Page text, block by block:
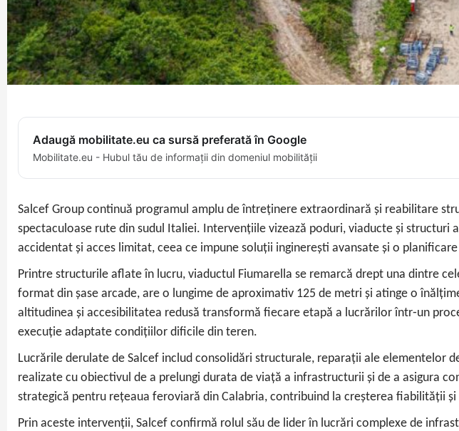
Adaugă mobilitate.eu ca sursă preferată în Google
Mobilitate.eu - Hubul tău de informații din domeniul mobilității
Salcef Group continuă programul amplu de întreținere extraordinară și reabilitare
spectaculoase rute din sudul Italiei. Intervențiile vizează poduri, viaducte și
accidentat și acces limitat, ceea ce impune soluții inginerești avansate și o
Printre structurile aflate în lucru, viaductul Fiumarella se remarcă drept una dintre
format din șase arcade, are o lungime de aproximativ 125 de metri și atinge o
altitudinea și accesibilitatea redusă transformă fiecare etapă a lucrărilor într‑un
execuție adaptate condițiilor dificile din teren.
Lucrările derulate de Salcef includ consolidări structurale, reparații ale
realizate cu obiectivul de a prelungi durata de viață a infrastructurii și de a asigura
strategică pentru rețeaua feroviară din Calabria, contribuind la creșterea fiabilității
Prin aceste intervenții, Salcef confirmă rolul său de lider în lucrări complexe de